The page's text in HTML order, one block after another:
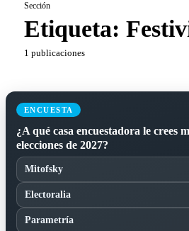
Sección
Etiqueta:
1 publicaciones
ENCUESTA
¿A qué casa encuestadora le crees
elecciones de 2027?
Mitofsky
Electoralia
Parametría